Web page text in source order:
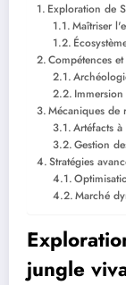
Exploration de
Maîtriser
Compétences
Mécaniques de
Artéfacts
Gestion
Stratégies
Marché
jungle